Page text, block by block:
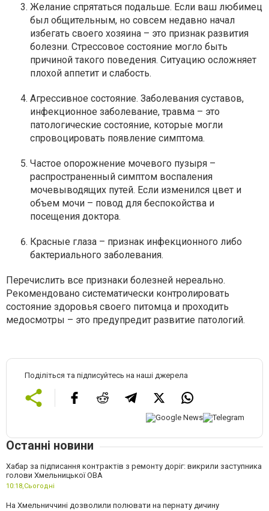
Желание спрятаться подальше. Если ваш любимец
был общительным, но совсем недавно начал
избегать своего хозяина – это признак развития
болезни. Стрессовое состояние могло быть
причиной такого поведения. Ситуацию осложняет
плохой аппетит и слабость.
Агрессивное состояние. Заболевания суставов,
инфекционное заболевание, травма – это
патологические состояние, которые могли
спровоцировать появление симптома.
Частое опорожнение мочевого пузыря –
распространенный симптом воспаления
мочевыводящих путей. Если изменился цвет и
объем мочи – повод для беспокойства и
посещения доктора.
Красные глаза – признак инфекционного либо
бактериального заболевания.
Перечислить все признаки болезней нереально.
Рекомендовано систематически контролировать
состояние здоровья своего питомца и проходить
медосмотры – это предупредит развитие патологий.
Поділіться та підписуйтесь на наші джерела
Останні новини
Хабар за підписання контрактів з ремонту доріг: викрили заступника
голови Хмельницької ОВА
10:18,Сьогодні
На Хмельниччині дозволили полювати на пернату дичину